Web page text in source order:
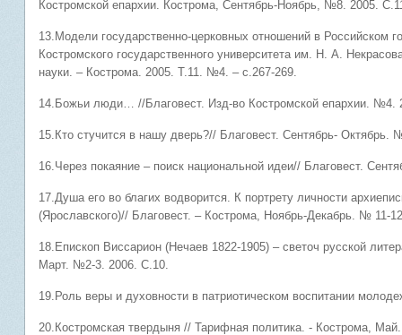
Костромской епархии. Кострома, Сентябрь-Ноябрь, №8. 2005.
13.Модели государственно-церковных отношений в Российском
Костромского государственного университета им. Н. А.
науки. – Кострома. 2005. Т.11. №4. – с.267-269.
14.Божьи люди… //Благовест. Изд-во Костромской епархии. №4.
15.Кто стучится в нашу дверь?// Благовест. Сентябрь- Октябрь.
16.Через покаяние – поиск национальной идеи// Благовест.
17.Душа его во благих водворится. К портрету личности
(Ярославского)// Благовест. – Кострома, Ноябрь-Декабрь. № 11-
18.Епископ Виссарион (Нечаев 1822-1905) – светоч русской
Март. №2-3. 2006. С.10.
19.Роль веры и духовности в патриотическом воспитании
20.Костромская твердыня // Тарифная политика. - Кострома,